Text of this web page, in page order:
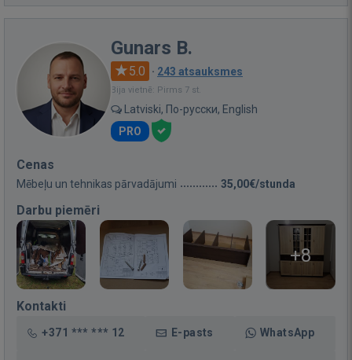
Gunars B.
5.0 · 243 atsauksmes
Bija vietnē: Pirms 7 st.
Latviski, По-русски, English
PRO
Cenas
Mēbeļu un tehnikas pārvadājumi 35,00€/stunda
Darbu piemēri
+8
Kontakti
+371 *** *** 12 E-pasts WhatsApp